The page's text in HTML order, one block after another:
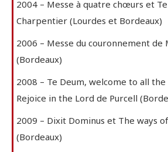
2004 – Messe à quatre chœurs et
Charpentier (Lourdes et Bordeaux)
2006 – Messe du couronnement de
(Bordeaux)
2008 – Te Deum, welcome to all
Rejoice in the Lord de Purcell
2009 – Dixit Dominus et The ways
(Bordeaux)